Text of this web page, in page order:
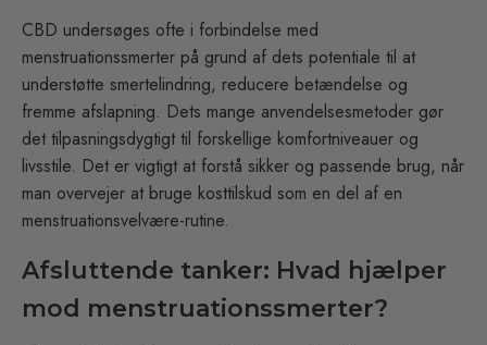
CBD undersøges ofte i forbindelse med
menstruationssmerter på grund af dets potentiale til at
understøtte smertelindring, reducere betændelse og
fremme afslapning. Dets mange anvendelsesmetoder gør
det tilpasningsdygtigt til forskellige komfortniveauer og
livsstile. Det er vigtigt at forstå sikker og passende brug, når
man overvejer at bruge kosttilskud som en del af en
menstruationsvelvære-rutine.
Afsluttende tanker: Hvad hjælper
mod menstruationssmerter?